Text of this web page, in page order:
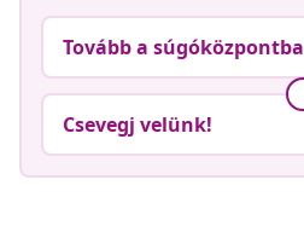
Tovább a súgóközpontba
Csevegj velünk!